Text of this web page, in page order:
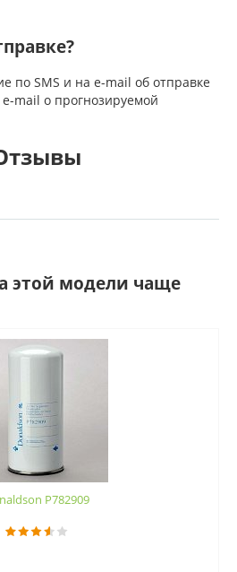
по SMS и на e-mail об отправке
mail о прогнозируемой
этой модели чаще
P782909